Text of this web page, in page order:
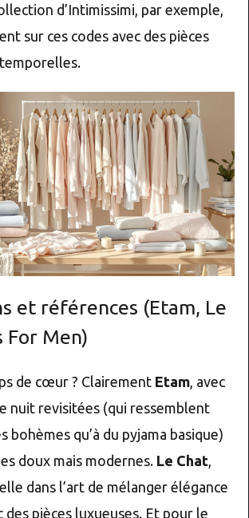
d’Intimissimi, par exemple,
sur ces codes avec des pièces
et références (Etam, Le
For Men)
de cœur ? Clairement Etam, avec
nuit revisitées (qui ressemblent
bohèmes qu’à du pyjama basique)
doux mais modernes. Le Chat
dans l’art de mélanger élégance
pièces luxueuses. Et pour le